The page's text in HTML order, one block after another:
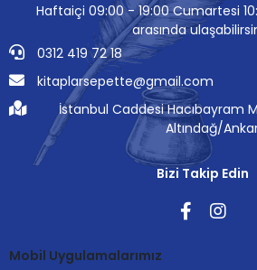
Haftaiçi 09:00 - 19:00 Cumartesi
arasında
0312 419 72 18
kitaplarsepette@gmail.com
İstanbul Caddesi Hacıbayram
Altındağ/
Bizi Takip Edin
Mobil Uygulamalarımız